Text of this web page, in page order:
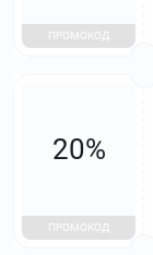
ПРОМОКОД
20%
ПРОМОКОД